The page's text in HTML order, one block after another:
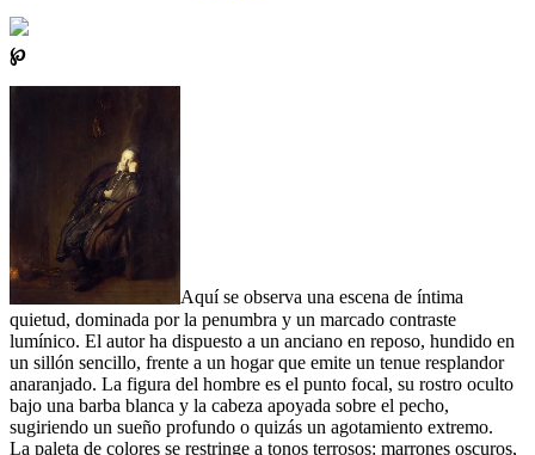
℘
Aquí se observa una escena de íntima
quietud, dominada por la penumbra y un marcado contraste
lumínico. El autor ha dispuesto a un anciano en reposo, hundido en
un sillón sencillo, frente a un hogar que emite un tenue resplandor
anaranjado. La figura del hombre es el punto focal, su rostro oculto
bajo una barba blanca y la cabeza apoyada sobre el pecho,
sugiriendo un sueño profundo o quizás un agotamiento extremo.
La paleta de colores se restringe a tonos terrosos: marrones oscuros,